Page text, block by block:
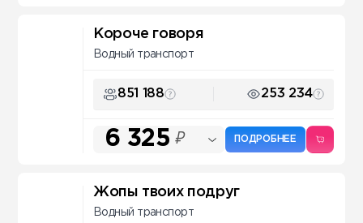
Короче говоря
Водный транспорт
851 188 253 234
6 325 ₽ ПОДРОБНЕЕ
Жопы твоих подруг
Водный транспорт